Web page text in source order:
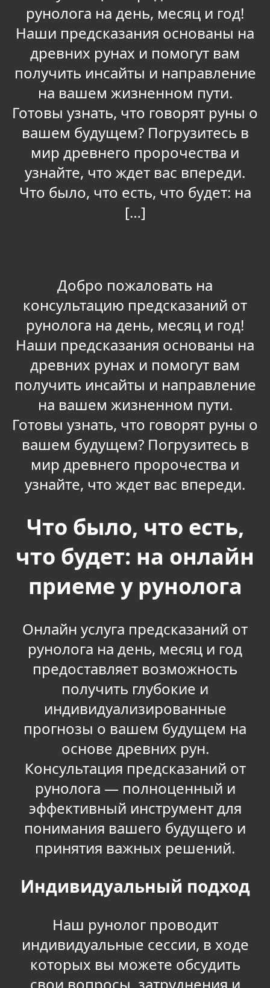
рунолога на день, месяц и год!
Наши предсказания основаны на
древних рунах и помогут вам
получить инсайты и направление
на вашем жизненном пути.
Готовы узнать, что говорят руны о
вашем будущем? Погрузитесь в
мир древнего пророчества и
узнайте, что ждет вас впереди.
Что было, что есть, что будет: на
[…]
Добро пожаловать на
консультацию предсказаний от
рунолога на день, месяц и год!
Наши предсказания основаны на
древних рунах и помогут вам
получить инсайты и направление
на вашем жизненном пути.
Готовы узнать, что говорят руны о
вашем будущем? Погрузитесь в
мир древнего пророчества и
узнайте, что ждет вас впереди.
Что было, что есть,
что будет: на онлайн
приеме у рунолога
Онлайн услуга предсказаний от
рунолога на день, месяц и год
предоставляет возможность
получить глубокие и
индивидуализированные
прогнозы о вашем будущем на
основе древних рун.
Консультация предсказаний от
рунолога — полноценный и
эффективный инструмент для
понимания вашего будущего и
принятия важных решений.
Индивидуальный подход
Наш рунолог проводит
индивидуальные сессии, в ходе
которых вы можете обсудить